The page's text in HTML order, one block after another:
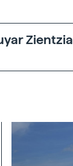
Zientzia